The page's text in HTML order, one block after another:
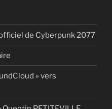
de Cyberpunk 2077
» vers